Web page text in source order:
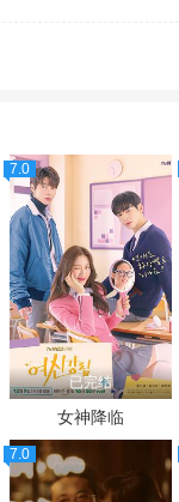
7.0
已完结
女神降临
7.0